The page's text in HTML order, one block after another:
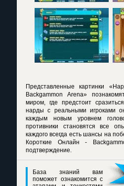
Представленные картинки
Backgammon Arena»
миром, где предстоит
нарды с реальными игроками
каждым новым уровнем
противники становятся все
каждого всегда есть шансы на
Короткие Онлайн -
подтверждение.
База знаний вам
поможет ознакомится с